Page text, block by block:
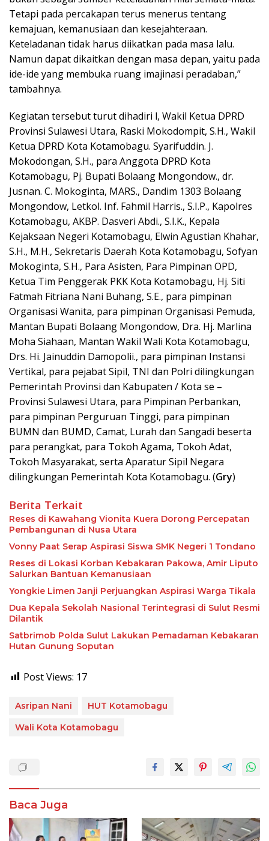
Tetapi pada percakapan terus menerus tentang
kemajuan, kemanusiaan dan kesejahteraan.
Keteladanan tidak harus diikatkan pada masa lalu.
Namun dapat dikaitkan dengan masa depan, yaitu pada
ide-ide yang membuka ruang imajinasi peradaban,”
tambahnya.
Kegiatan tersebut turut dihadiri l, Wakil Ketua DPRD
Provinsi Sulawesi Utara, Raski Mokodompit, S.H., Wakil
Ketua DPRD Kota Kotamobagu. Syarifuddin. J.
Mokodongan, S.H., para Anggota DPRD Kota
Kotamobagu, Pj. Bupati Bolaang Mongondow., dr.
Jusnan. C. Mokoginta, MARS., Dandim 1303 Bolaang
Mongondow, Letkol. Inf. Fahmil Harris., S.I.P., Kapolres
Kotamobagu, AKBP. Dasveri Abdi., S.I.K., Kepala
Kejaksaan Negeri Kotamobagu, Elwin Agustian Khahar,
S.H., M.H., Sekretaris Daerah Kota Kotamobagu, Sofyan
Mokoginta, S.H., Para Asisten, Para Pimpinan OPD,
Ketua Tim Penggerak PKK Kota Kotamobagu, Hj. Siti
Fatmah Fitriana Nani Buhang, S.E., para pimpinan
Organisasi Wanita, para pimpinan Organisasi Pemuda,
Mantan Bupati Bolaang Mongondow, Dra. Hj. Marlina
Moha Siahaan, Mantan Wakil Wali Kota Kotamobagu,
Drs. Hi. Jainuddin Damopolii., para pimpinan Instansi
Vertikal, para pejabat Sipil, TNI dan Polri dilingkungan
Pemerintah Provinsi dan Kabupaten / Kota se –
Provinsi Sulawesi Utara, para Pimpinan Perbankan,
para pimpinan Perguruan Tinggi, para pimpinan
BUMN dan BUMD, Camat, Lurah dan Sangadi beserta
para perangkat, para Tokoh Agama, Tokoh Adat,
Tokoh Masyarakat, serta Aparatur Sipil Negara
dilingkungan Pemerintah Kota Kotamobagu. (Gry)
Berita Terkait
Reses di Kawahang Vionita Kuera Dorong Percepatan
Pembangunan di Nusa Utara
Vonny Paat Serap Aspirasi Siswa SMK Negeri 1 Tondano
Reses di Lokasi Korban Kebakaran Pakowa, Amir Liputo
Salurkan Bantuan Kemanusiaan
Yongkie Limen Janji Perjuangkan Aspirasi Warga Tikala
Dua Kepala Sekolah Nasional Terintegrasi di Sulut Resmi
Dilantik
Satbrimob Polda Sulut Lakukan Pemadaman Kebakaran
Hutan Gunung Soputan
Post Views: 17
Asripan Nani
HUT Kotamobagu
Wali Kota Kotamobagu
Baca Juga